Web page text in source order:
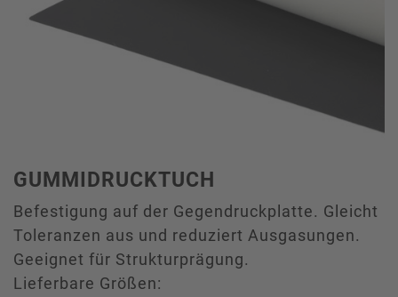
GUMMIDRUCKTUCH
Befestigung auf der Gegendruckplatte. Gleicht
Toleranzen aus und reduziert Ausgasungen.
Geeignet für Strukturprägung.
Lieferbare Größen: